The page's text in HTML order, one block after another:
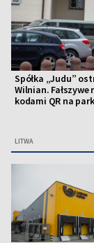
Spółka „Judu”
Wilnian. Fałszywe
kodami QR na
LITWA